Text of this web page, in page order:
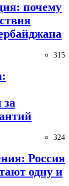
почему
315
за
324
Россия
одну и